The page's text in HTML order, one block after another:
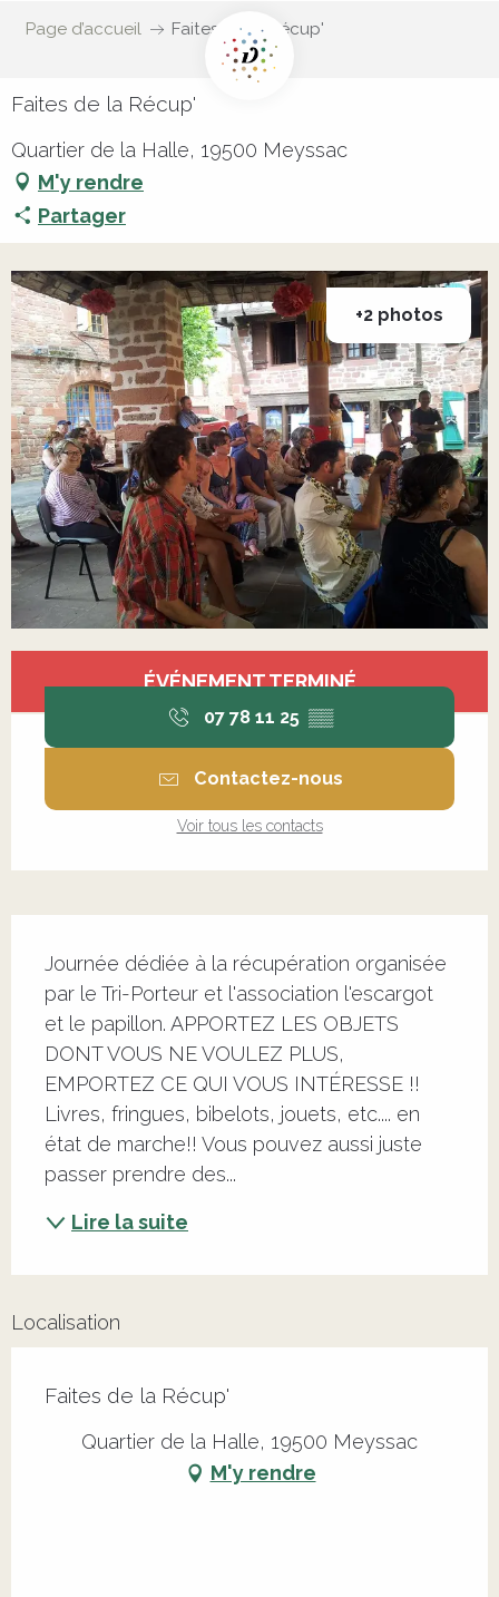
Page d’accueil Faites de la Récup'
Faites de la Récup'
Quartier de la Halle, 19500 Meyssac
M'y rendre
Partager
+2 photos
Ouverture et coordonnées
ÉVÉNEMENT TERMINÉ
07 78 11 25 ▒▒
Contactez-nous
Voir tous les contacts
Journée dédiée à la récupération organisée
par le Tri-Porteur et l'association l'escargot
et le papillon. APPORTEZ LES OBJETS
DONT VOUS NE VOULEZ PLUS,
EMPORTEZ CE QUI VOUS INTÉRESSE !!
Livres, fringues, bibelots, jouets, etc.... en
état de marche!! Vous pouvez aussi juste
passer prendre des...
Lire la suite
Localisation
Faites de la Récup'
Quartier de la Halle, 19500 Meyssac
M'y rendre